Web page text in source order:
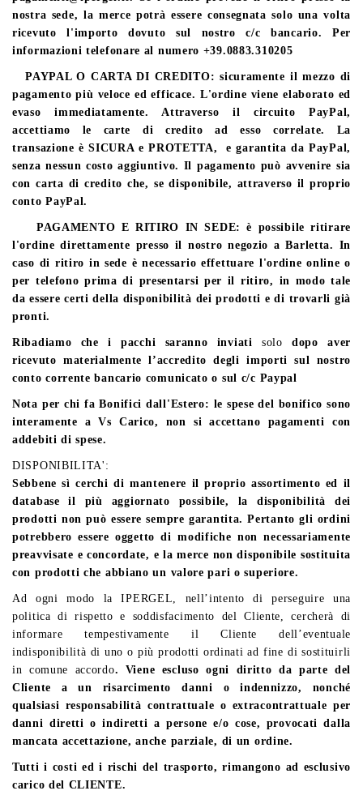
nostra sede, la merce potrà essere consegnata solo una volta
ricevuto l'importo dovuto sul nostro c/c bancario. Per
informazioni telefonare al numero +39.0883.310205
PAYPAL O CARTA DI CREDITO: sicuramente il mezzo di
pagamento più veloce ed efficace. L'ordine viene elaborato ed
evaso immediatamente. Attraverso il circuito PayPal,
accettiamo le carte di credito ad esso correlate. La
transazione è SICURA e PROTETTA, e garantita da PayPal,
senza nessun costo aggiuntivo. Il pagamento può avvenire sia
con carta di credito che, se disponibile, attraverso il proprio
conto PayPal.
PAGAMENTO E RITIRO IN SEDE: è possibile ritirare
l'ordine direttamente presso il nostro negozio a Barletta. In
caso di ritiro in sede è necessario effettuare l'ordine online o
per telefono prima di presentarsi per il ritiro, in modo tale
da essere certi della disponibilità dei prodotti e di trovarli già
pronti.
Ribadiamo che i pacchi saranno inviati solo dopo aver
ricevuto materialmente l’accredito degli importi sul nostro
conto corrente bancario comunicato o sul c/c Paypal
Nota per chi fa Bonifici dall'Estero: le spese del bonifico sono
interamente a Vs Carico, non si accettano pagamenti con
addebiti di spese.
DISPONIBILITA':
Sebbene sì cerchi di mantenere il proprio assortimento ed il
database il più aggiornato possibile, la disponibilità dei
prodotti non può essere sempre garantita. Pertanto gli ordini
potrebbero essere oggetto di modifiche non necessariamente
preavvisate e concordate, e la merce non disponibile sostituita
con prodotti che abbiano un valore pari o superiore.
Ad ogni modo la IPERGEL, nell’intento di perseguire una
politica di rispetto e soddisfacimento del Cliente, cercherà di
informare tempestivamente il Cliente dell’eventuale
indisponibilità di uno o più prodotti ordinati ad fine di sostituirli
in comune accordo. Viene escluso ogni diritto da parte del
Cliente a un risarcimento danni o indennizzo, nonché
qualsiasi responsabilità contrattuale o extracontrattuale per
danni diretti o indiretti a persone e/o cose, provocati dalla
mancata accettazione, anche parziale, di un ordine.
Tutti i costi ed i rischi del trasporto, rimangono ad esclusivo
carico del CLIENTE.